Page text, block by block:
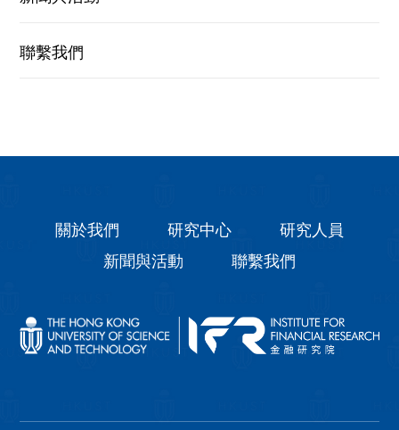
聯繫我們
關於我們 研究中心
研究人員
新聞與活動
聯繫我們